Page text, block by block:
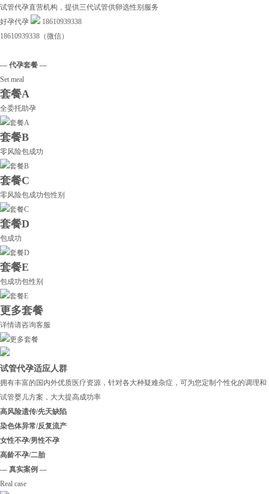
试管代孕直营机构，提供三代试管供卵选性别服务
好孕代孕
18610939338
18610939338（微信）
— 代孕套餐 —
Set meal
套餐A
全委托助孕
套餐B
零风险包成功
套餐C
零风险包成功包性别
套餐D
包成功
套餐E
包成功包性别
更多套餐
详情请咨询客服
试管代孕适应人群
拥有丰富的国内外优质医疗资源，针对各大种疑难杂症，可为您定制个性化的调理和
试管婴儿方案，大大提高成功率
高风险遗传/先天缺陷
染色体异常/反复流产
女性不孕/男性不孕
高龄不孕/二胎
— 真实案例 —
Real case